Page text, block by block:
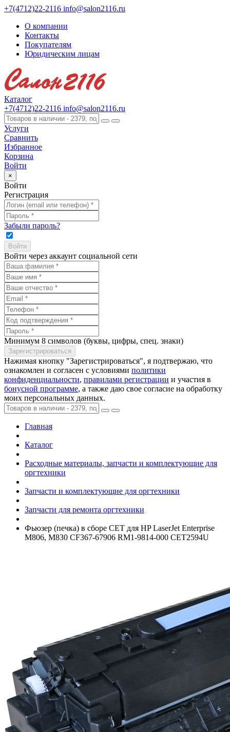
+7(4712)22-2116 info@salon2116.ru
О компании
Контакты
Покупателям
Юридическим лицам
Каталог
+7(4712)22-2116 info@salon2116.ru
Услуги
Сравнить
Избранное
Корзина
Войти
×
Войти
Регистрация
Забыли пароль?
Войти через аккаунт социальной сети
Минимум 8 символов (буквы, цифры, спец. знаки)
Нажимая кнопку "Зарегистрироваться", я подтвержаю, что
ознакомлен и согласен с условиями политики
конфиденциальности, правилами регистрации и участия в
бонусной программе, а также даю свое согласие на обработку
моих персональных данных.
Главная
Каталог
Расходные материалы, запчасти и комплектующие для
оргтехники
Запчасти и комплектующие для оргтехники
Запчасти для ремонта оргтехники
Фьюзер (печка) в сборе CET для HP LaserJet Enterprise
M806, M830 CF367-67906 RM1-9814-000 CET2594U